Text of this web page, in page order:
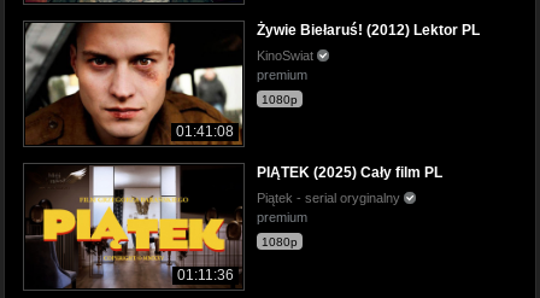
01:41:08
Żywie Biełaruś! (2012) Lektor PL
KinoSwiat
premium
1080p
01:11:36
PIĄTEK (2025) Cały film PL
Piątek - serial oryginalny
premium
1080p